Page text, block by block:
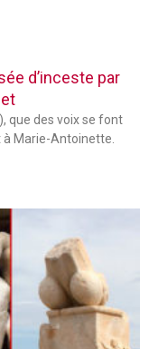
d’inceste par
que des voix se font
à Marie-Antoinette.